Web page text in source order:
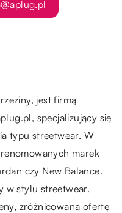
jest firmą
specjalizujący się
typu streetwear. W
marek
czy New Balance.
w stylu streetwear.
zróżnicowaną ofertę